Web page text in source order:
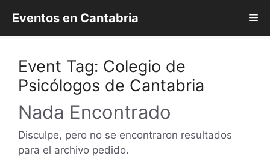
contenido
Eventos en Cantabria
Event Tag: Colegio de
Psicólogos de Cantabria
Nada Encontrado
Disculpe, pero no se encontraron resultados
para el archivo pedido.